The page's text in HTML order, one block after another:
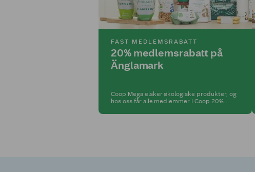
FAST MEDLEMSRABATT
20% medlemsrabatt på
Änglamark
Coop Mega elsker økologiske produkter, og
hos oss får alle medlemmer i Coop 20%